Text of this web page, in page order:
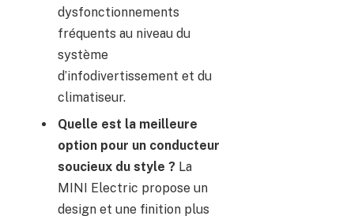
dysfonctionnements
fréquents au niveau du
système
d’infodivertissement et du
climatiseur.
Quelle est la meilleure
option pour un conducteur
soucieux du style ? La
MINI Electric propose un
design et une finition plus